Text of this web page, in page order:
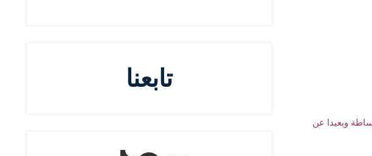
وبعيدا عن
تابعنا